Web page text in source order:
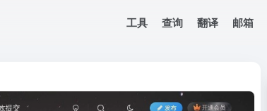
工具 查询 翻译 邮箱